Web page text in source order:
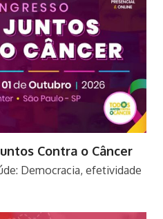
Contra o Câncer
Democracia, efetividade